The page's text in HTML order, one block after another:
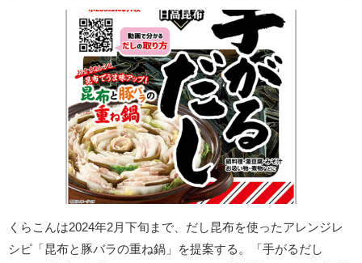
くらこんは2024年2月下旬まで、だし昆布を使ったアレンジレ
シピ「昆布と豚バラの重ね鍋」を提案する。「手がるだし